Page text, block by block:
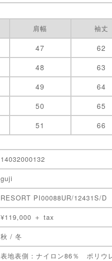
肩幅 袖丈
47 62
48 63
49 64
50 65
51 66
14032000132
guji
RESORT PI00088UR/12431S/D
¥119,000 ＋ tax
秋 / 冬
表地表側：ナイロン86％ ポリウ